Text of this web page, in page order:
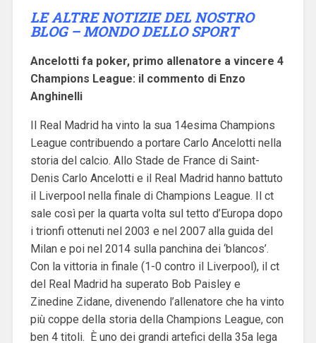
LE ALTRE NOTIZIE DEL NOSTRO
BLOG – MONDO DELLO SPORT
Ancelotti fa poker, primo allenatore a vincere 4
Champions League: il commento di Enzo
Anghinelli
Il Real Madrid ha vinto la sua 14esima Champions
League contribuendo a portare Carlo Ancelotti nella
storia del calcio. Allo Stade de France di Saint-
Denis Carlo Ancelotti e il Real Madrid hanno battuto
il Liverpool nella finale di Champions League. Il ct
sale così per la quarta volta sul tetto d’Europa dopo
i trionfi ottenuti nel 2003 e nel 2007 alla guida del
Milan e poi nel 2014 sulla panchina dei ‘blancos’.
Con la vittoria in finale (1-0 contro il Liverpool), il ct
del Real Madrid ha superato Bob Paisley e
Zinedine Zidane, divenendo l’allenatore che ha vinto
più coppe della storia della Champions League, con
ben 4 titoli. È uno dei grandi artefici della 35a lega